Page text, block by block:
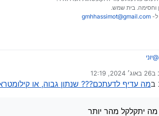
וחסימה. בית שמש.
ל- gmhhassimot@gmail.com
@יוני
שאלתי מכלול של סדרי עדיפויות, עיי"ש.
ב26 באוג׳ 2024, 12:19
נערך לאחרונה על ידי
במה עדיף לדעתכם??? שנתון גבוה, או
יתקלקל מהר יותר